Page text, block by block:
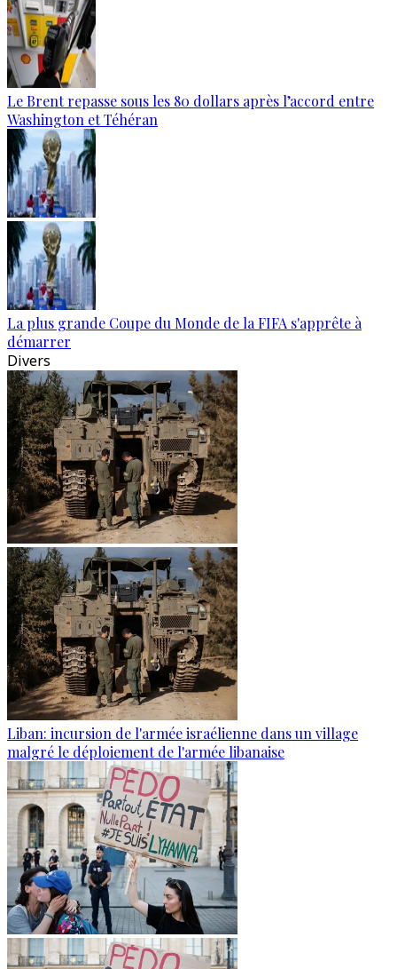
Le Brent repasse sous les 80 dollars après l’accord entre
Washington et Téhéran
La plus grande Coupe du Monde de la FIFA s'apprête à
démarrer
Divers
Liban: incursion de l'armée israélienne dans un village
malgré le déploiement de l'armée libanaise